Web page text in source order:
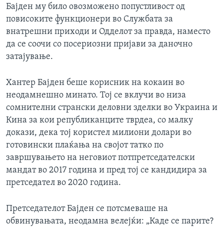
Бајден му било овозможено попустливост од
повисоките функционери во Службата за
внатрешни приходи и Одделот за правда, наместо
да се соочи со посериозни пријави за даночно
затајување.
Хантер Бајден беше корисник на кокаин во
неодамнешно минато. Тој се вклучи во низа
сомнителни странски деловни зделки во Украина и
Кина за кои републиканците тврдеа, со малку
докази, дека тој користел милиони долари во
готовински плаќања на својот татко по
завршувањето на неговиот потпретседателски
мандат во 2017 година и пред тој се кандидира за
претседател во 2020 година.
Претседателот Бајден се потсмеваше на
обвинувањата, неодамна велејќи: „Каде се парите?